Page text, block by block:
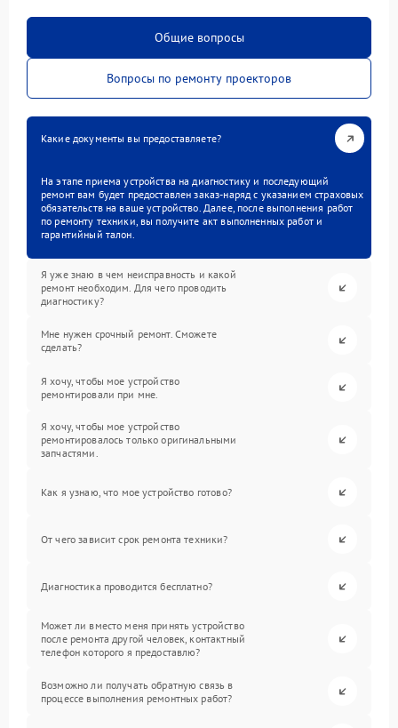
Общие вопросы
Вопросы по ремонту проекторов
Какие документы вы предоставляете?
На этапе приема устройства на диагностику и последующий
ремонт вам будет предоставлен заказ-наряд с указанием страховых
обязательств на ваше устройство. Далее, после выполнения работ
по ремонту техники, вы получите акт выполненных работ и
гарантийный талон.
Я уже знаю в чем неисправность и какой
ремонт необходим. Для чего проводить
диагностику?
Мне нужен срочный ремонт. Сможете
сделать?
Я хочу, чтобы мое устройство
ремонтировали при мне.
Я хочу, чтобы мое устройство
ремонтировалось только оригинальными
запчастями.
Как я узнаю, что мое устройство готово?
От чего зависит срок ремонта техники?
Диагностика проводится бесплатно?
Может ли вместо меня принять устройство
после ремонта другой человек, контактный
телефон которого я предоставлю?
Возможно ли получать обратную связь в
процессе выполнения ремонтных работ?